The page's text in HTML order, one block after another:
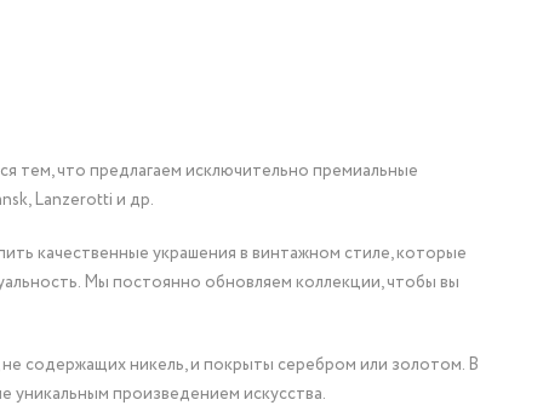
тем, что предлагаем исключительно премиальные
Lanzerotti и др.
качественные украшения в винтажном стиле, которые
Мы постоянно обновляем коллекции, чтобы вы
содержащих никель, и покрыты серебром или золотом. В
уникальным произведением искусства.